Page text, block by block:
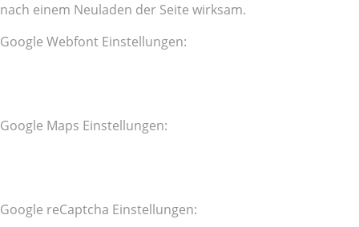
nach einem Neuladen der Seite wirksam.
Google Webfont Einstellungen:
Google Maps Einstellungen:
Google reCaptcha Einstellungen: